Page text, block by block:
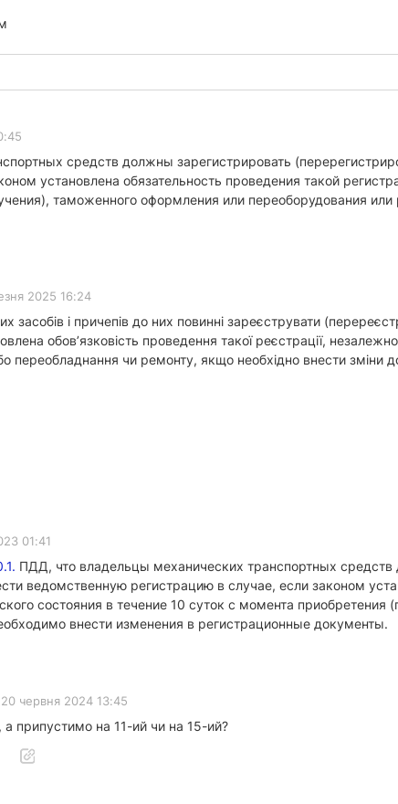
средств должны зарегистрировать
установлена обязательность проведения такой
таможенного оформления или переоборудования
2025 16:24
засобів і причепів до них повинні зареєструвати
обов’язковість проведення такої реєстрації,
чи ремонту, якщо необхідно внести зміни
01:41
ПДД, что владельцы механических транспортных средств
ведомственную регистрацию в случае, если законом
состояния в течение 10 суток с момента
внести изменения в регистрационные документы.
20 червня 2024 13:45
а припустимо на 11-ий чи на 15-ий?